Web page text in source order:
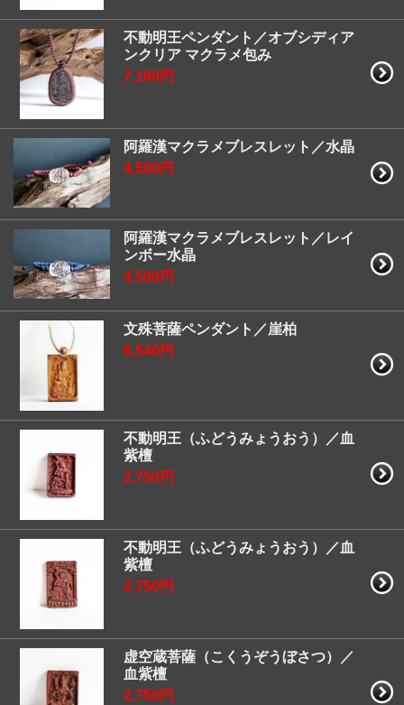
不動明王ペンダント／オブシディア
ンクリア マクラメ包み
7,180円
阿羅漢マクラメブレスレット／水晶
4,500円
阿羅漢マクラメブレスレット／レイ
ンボー水晶
4,500円
文殊菩薩ペンダント／崖柏
6,540円
不動明王（ふどうみょうおう）／血
紫檀
2,750円
不動明王（ふどうみょうおう）／血
紫檀
2,750円
虚空蔵菩薩（こくうぞうぼさつ）／
血紫檀
2,750円